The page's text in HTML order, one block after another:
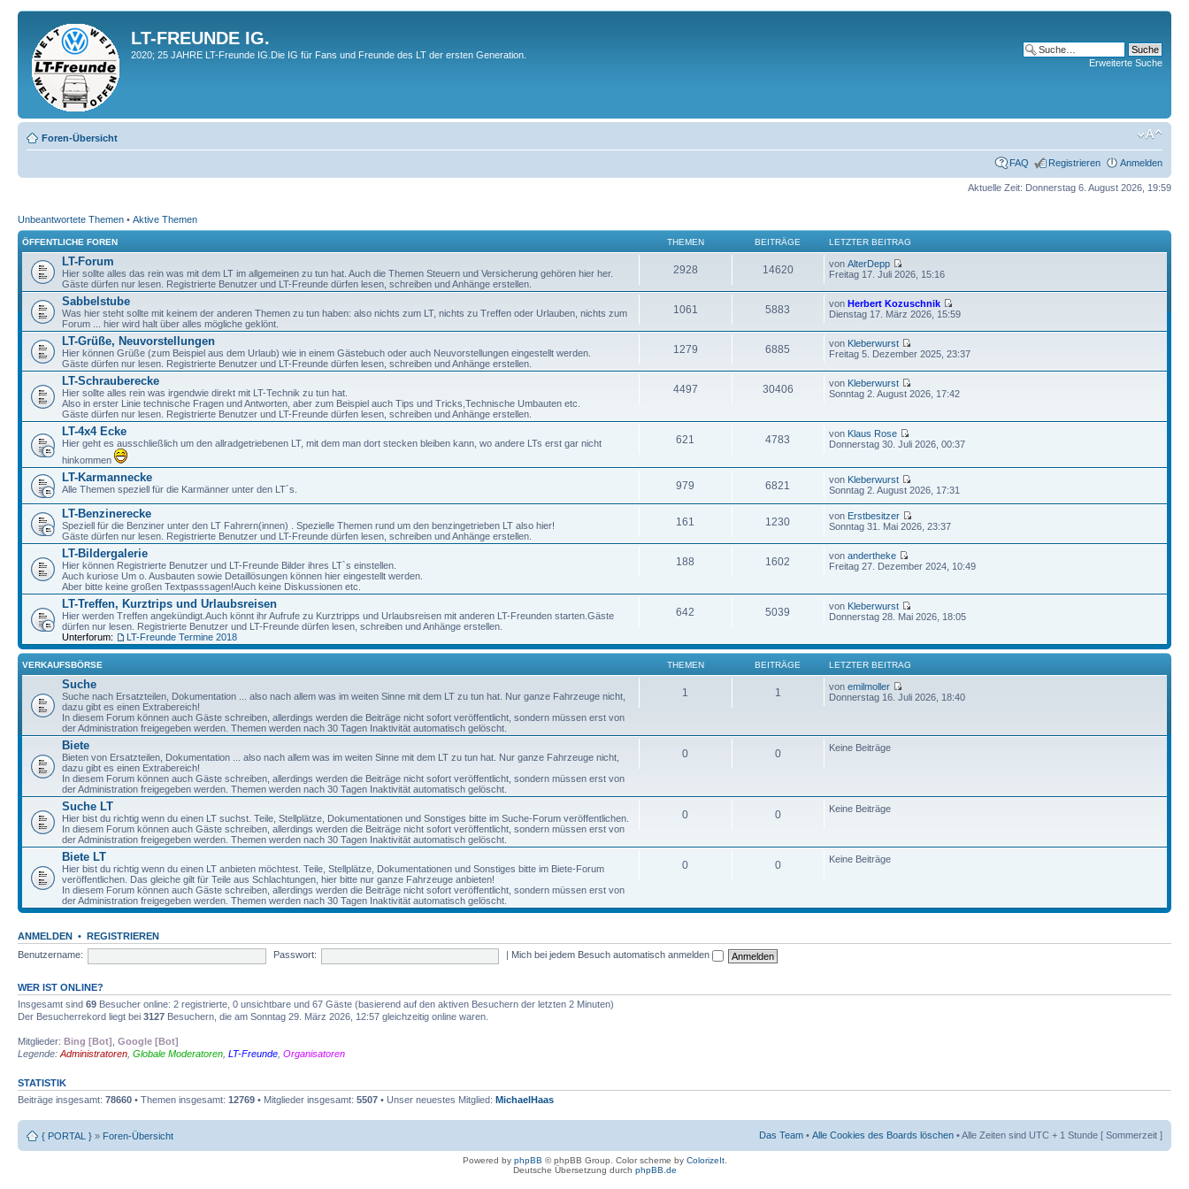
LT-FREUNDE IG.
2020; 25 JAHRE LT-Freunde IG.Die IG für Fans und Freunde des LT der ersten Generation.
Erweiterte Suche
Foren-Übersicht
FAQ Registrieren Anmelden
Aktuelle Zeit: Donnerstag 6. August 2026, 19:59
Unbeantwortete Themen • Aktive Themen
ÖFFENTLICHE FOREN THEMEN BEITRÄGE LETZTER BEITRAG
LT-Forum
Hier sollte alles das rein was mit dem LT im allgemeinen zu tun hat. Auch die Themen Steuern und Versicherung gehören hier her.
Gäste dürfen nur lesen. Registrierte Benutzer und LT-Freunde dürfen lesen, schreiben und Anhänge erstellen.
2928 14620 vonAlterDepp
Freitag 17. Juli 2026, 15:16
Sabbelstube
Was hier steht sollte mit keinem der anderen Themen zu tun haben: also nichts zum LT, nichts zu Treffen oder Urlauben, nichts zum
Forum ... hier wird halt über alles mögliche geklönt.
1061 5883 vonHerbert Kozuschnik
Dienstag 17. März 2026, 15:59
LT-Grüße, Neuvorstellungen
Hier können Grüße (zum Beispiel aus dem Urlaub) wie in einem Gästebuch oder auch Neuvorstellungen eingestellt werden.
Gäste dürfen nur lesen. Registrierte Benutzer und LT-Freunde dürfen lesen, schreiben und Anhänge erstellen.
1279 6885 von Kleberwurst
Freitag 5. Dezember 2025, 23:37
LT-Schrauberecke
Hier sollte alles rein was irgendwie direkt mit LT-Technik zu tun hat.
Also in erster Linie technische Fragen und Antworten, aber zum Beispiel auch Tips und Tricks,Technische Umbauten etc.
Gäste dürfen nur lesen. Registrierte Benutzer und LT-Freunde dürfen lesen, schreiben und Anhänge erstellen.
4497 30406 von Kleberwurst
Sonntag 2. August 2026, 17:42
LT-4x4 Ecke
Hier geht es ausschließlich um den allradgetriebenen LT, mit dem man dort stecken bleiben kann, wo andere LTs erst gar nicht
hinkommen
621 4783 von Klaus Rose
Donnerstag 30. Juli 2026, 00:37
LT-Karmannecke
Alle Themen speziell für die Karmänner unter den LT´s. 979 6821 von Kleberwurst
Sonntag 2. August 2026, 17:31
LT-Benzinerecke
Speziell für die Benziner unter den LT Fahrern(innen) . Spezielle Themen rund um den benzingetrieben LT also hier!
Gäste dürfen nur lesen. Registrierte Benutzer und LT-Freunde dürfen lesen, schreiben und Anhänge erstellen.
161 1230 von Erstbesitzer
Sonntag 31. Mai 2026, 23:37
LT-Bildergalerie
Hier können Registrierte Benutzer und LT-Freunde Bilder ihres LT`s einstellen.
Auch kuriose Um o. Ausbauten sowie Detaillösungen können hier eingestellt werden.
Aber bitte keine großen Textpasssagen!Auch keine Diskussionen etc.
188 1602 vonandertheke
Freitag 27. Dezember 2024, 10:49
LT-Treffen, Kurztrips und Urlaubsreisen
Hier werden Treffen angekündigt.Auch könnt ihr Aufrufe zu Kurztripps und Urlaubsreisen mit anderen LT-Freunden starten.Gäste
dürfen nur lesen. Registrierte Benutzer und LT-Freunde dürfen lesen, schreiben und Anhänge erstellen.
Unterforum:
LT-Freunde Termine 2018
642 5039 von Kleberwurst
Donnerstag 28. Mai 2026, 18:05
VERKAUFSBÖRSE THEMEN BEITRÄGE LETZTER BEITRAG
Suche
Suche nach Ersatzteilen, Dokumentation ... also nach allem was im weiten Sinne mit dem LT zu tun hat. Nur ganze Fahrzeuge nicht,
dazu gibt es einen Extrabereich!
In diesem Forum können auch Gäste schreiben, allerdings werden die Beiträge nicht sofort veröffentlicht, sondern müssen erst von
der Administration freigegeben werden. Themen werden nach 30 Tagen Inaktivität automatisch gelöscht.
1 1 vonemilmoller
Donnerstag 16. Juli 2026, 18:40
Biete
Bieten von Ersatzteilen, Dokumentation ... also nach allem was im weiten Sinne mit dem LT zu tun hat. Nur ganze Fahrzeuge nicht,
dazu gibt es einen Extrabereich!
In diesem Forum können auch Gäste schreiben, allerdings werden die Beiträge nicht sofort veröffentlicht, sondern müssen erst von
der Administration freigegeben werden. Themen werden nach 30 Tagen Inaktivität automatisch gelöscht.
0 0 Keine Beiträge
Suche LT
Hier bist du richtig wenn du einen LT suchst. Teile, Stellplätze, Dokumentationen und Sonstiges bitte im Suche-Forum veröffentlichen.
In diesem Forum können auch Gäste schreiben, allerdings werden die Beiträge nicht sofort veröffentlicht, sondern müssen erst von
der Administration freigegeben werden. Themen werden nach 30 Tagen Inaktivität automatisch gelöscht.
0 0 Keine Beiträge
Biete LT
Hier bist du richtig wenn du einen LT anbieten möchtest. Teile, Stellplätze, Dokumentationen und Sonstiges bitte im Biete-Forum
veröffentlichen. Das gleiche gilt für Teile aus Schlachtungen, hier bitte nur ganze Fahrzeuge anbieten!
In diesem Forum können auch Gäste schreiben, allerdings werden die Beiträge nicht sofort veröffentlicht, sondern müssen erst von
der Administration freigegeben werden. Themen werden nach 30 Tagen Inaktivität automatisch gelöscht.
0 0 Keine Beiträge
ANMELDEN • REGISTRIEREN
Benutzername:
Passwort: Mich bei jedem Besuch automatisch anmelden
WER IST ONLINE?
Insgesamt sind 69 Besucher online: 2 registrierte, 0 unsichtbare und 67 Gäste (basierend auf den aktiven Besuchern der letzten 2 Minuten)
Der Besucherrekord liegt bei 3127 Besuchern, die am Sonntag 29. März 2026, 12:57 gleichzeitig online waren.
Mitglieder: Bing [Bot] Google [Bot]
Legende: Administratoren Globale Moderatoren LT-Freunde Organisatoren
STATISTIK
Beiträge insgesamt: 78660 • Themen insgesamt: 12769 • Mitglieder insgesamt: 5507 • Unser neuestes Mitglied: MichaelHaas
{ PORTAL } » Foren-Übersicht Das Team • Alle Cookies des Boards löschen • Alle Zeiten sind UTC + 1 Stunde [ Sommerzeit ]
Powered by phpBB © phpBB Group. Color scheme by ColorizeIt.
Deutsche Übersetzung durch phpBB.de